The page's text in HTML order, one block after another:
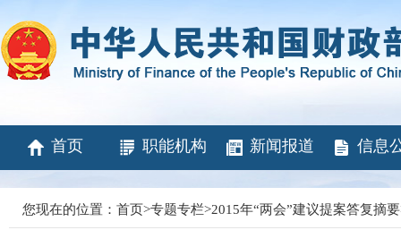
首页 职能机构 新闻报道 信息
您现在的位置： 首页>专题专栏>2015年“两会”建议提案答复摘要